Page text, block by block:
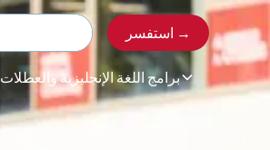
استفسر →
برامج اللغة الإنجليزية والعطلات